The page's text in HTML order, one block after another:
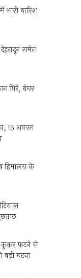
भारी बारिश
समेत
गिरे, बेघर
15 अगस्त
हिमालय के
कुकर फटने से
घटना